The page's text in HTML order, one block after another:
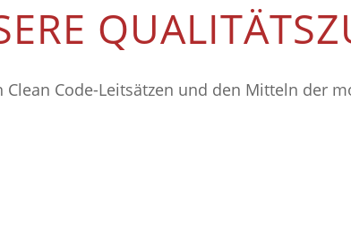
Code-Leitsätzen und den Mitteln der